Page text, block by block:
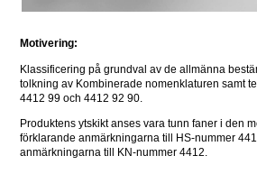
Motivering:
Klassificering på grundval av de allmänna
tolkning av Kombinerade nomenklaturen samt
4412 99 och 4412 92 90.
Produktens ytskikt anses vara tunn faner i den
förklarande anmärkningarna till HS-nummer
anmärkningarna till KN-nummer 4412.